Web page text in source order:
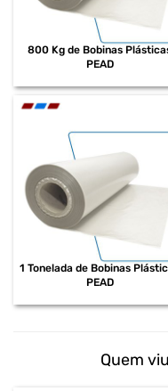
800 Kg de Bobinas
PEAD
1 Tonelada de Bobinas
PEAD
Quem